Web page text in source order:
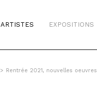
ARTISTES EXPOSITIONS
> Rentrée 2021, nouvelles oeuvres